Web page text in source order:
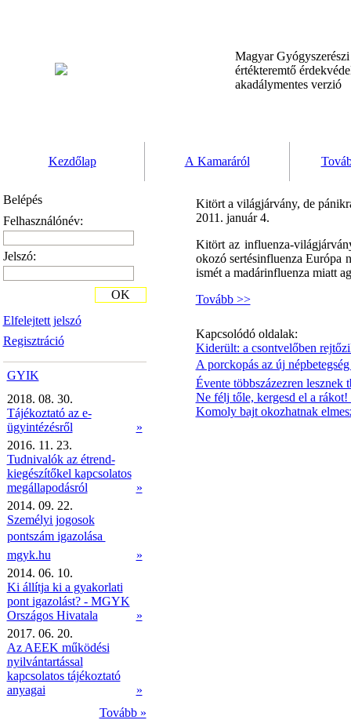
Magyar
értékteremtő
akadálymentes verzió
Kezdőlap A Kamaráról
Belépés
Felhasználónév:
Jelszó:
Elfelejtett jelszó
Regisztráció
OK
GYIK
2018. 08. 30.
Tájékoztató az e-
ügyintézésről
»
2016. 11. 23.
Tudnivalók az étrend-
kiegészítőkel kapcsolatos
megállapodásról
»
2014. 09. 22.
Személyi jogosok
pontszám igazolása 
mgyk.hu
»
2014. 06. 10.
Ki állítja ki a gyakorlati
pont igazolást? - MGYK
Országos Hivatala
»
2017. 06. 20.
Az AEEK működési
nyilvántartással
kapcsolatos tájékoztató
anyagai
»
Tovább »
Kitört a világjárvány, de
2011. január 4.
Kitört az influenza-
okozó sertésinfluenza Európa
ismét a madárinfluenza miatt
Tovább >>
Kapcsolódó oldalak:
Kiderült: a csontvelőben
A porckopás az új
Évente többszázezren lesznek
Ne félj tőle, kergesd el a
Komoly bajt okozhatnak